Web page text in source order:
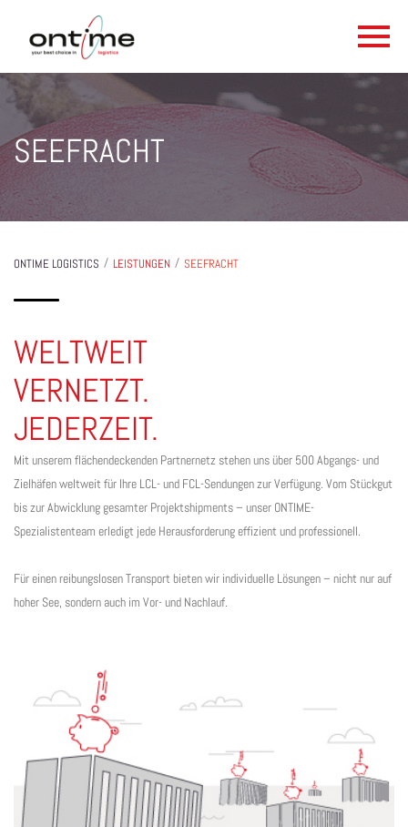
SEEFRACHT
ONTIME LOGISTICS / LEISTUNGEN / SEEFRACHT
WELTWEIT
VERNETZT.
JEDERZEIT.
Mit unserem flächendeckenden Partnernetz stehen uns über 500 Abgangs- und
Zielhäfen weltweit für Ihre LCL- und FCL-Sendungen zur Verfügung. Vom Stückgut
bis zur Abwicklung gesamter Projektshipments – unser ONTIME-
Spezialistenteam erledigt jede Herausforderung effizient und professionell.
Für einen reibungslosen Transport bieten wir individuelle Lösungen – nicht nur auf
hoher See, sondern auch im Vor- und Nachlauf.